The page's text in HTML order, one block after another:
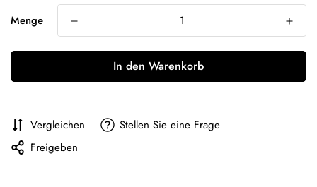
Menge
In den Warenkorb
Vergleichen
Stellen Sie eine Frage
Freigeben